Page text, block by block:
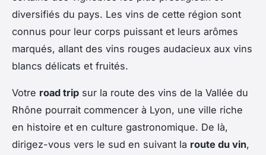
diversifiés du pays. Les vins de cette région sont
connus pour leur corps puissant et leurs arômes
marqués, allant des vins rouges audacieux aux vins
blancs délicats et fruités.
Votre road trip sur la route des vins de la Vallée du
Rhône pourrait commencer à Lyon, une ville riche
en histoire et en culture gastronomique. De là,
dirigez-vous vers le sud en suivant la route du vin,